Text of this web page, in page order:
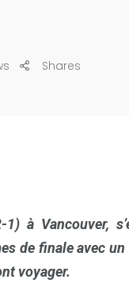
Shares
à Vancouver,
de finale avec
voyager.